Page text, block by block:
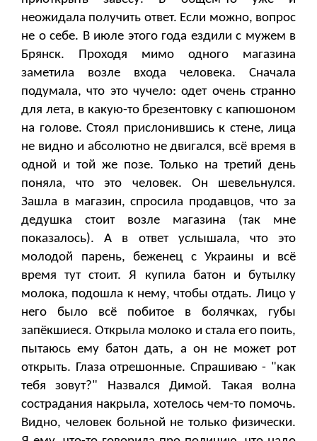
неожидала получить ответ. Если можно, вопрос
не о себе. В июле этого года ездили с мужем в
Брянск. Проходя мимо одного магазина
заметила возле входа человека. Сначала
подумала, что это чучело: одет очень странно
для лета, в какую-то брезентовку с капюшоном
на голове. Стоял прислонившись к стене, лица
не видно и абсолютно не двигался, всё время в
одной и той же позе. Только на третий день
поняла, что это человек. Он шевельнулся.
Зашла в магазин, спросила продавцов, что за
дедушка стоит возле магазина (так мне
показалось). А в ответ услышала, что это
молодой парень, беженец с Украины и всё
время тут стоит. Я купила батон и бутылку
молока, подошла к нему, чтобы отдать. Лицо у
него было всё побитое в болячках, губы
запёкшиеся. Открыла молоко и стала его поить,
пытаюсь ему батон дать, а он не может рот
открыть. Глаза отрешонные. Спрашиваю - "как
тебя зовут?" Назвался Димой. Такая волна
сострадания накрыла, хотелось чем-то помочь.
Видно, человек больной не только физически.